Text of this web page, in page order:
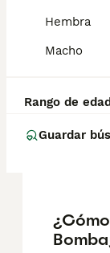
Hembra
Macho
Rango de
Guardar
criadores
¿Qué